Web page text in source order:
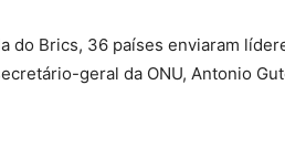
do Brics, 36 países enviaram
geral da ONU, Antonio